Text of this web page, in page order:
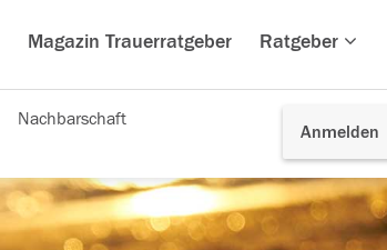
Magazin Trauerratgeber Ratgeber
Anmelden
Nachbarschaft